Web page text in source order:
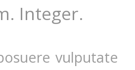
Integer.
vulputate